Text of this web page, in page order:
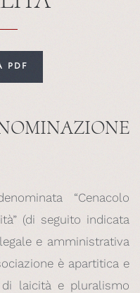
PDF
“Cenacolo
(di seguito indicata
e amministrativa
è apartitica e
laicità e pluralismo